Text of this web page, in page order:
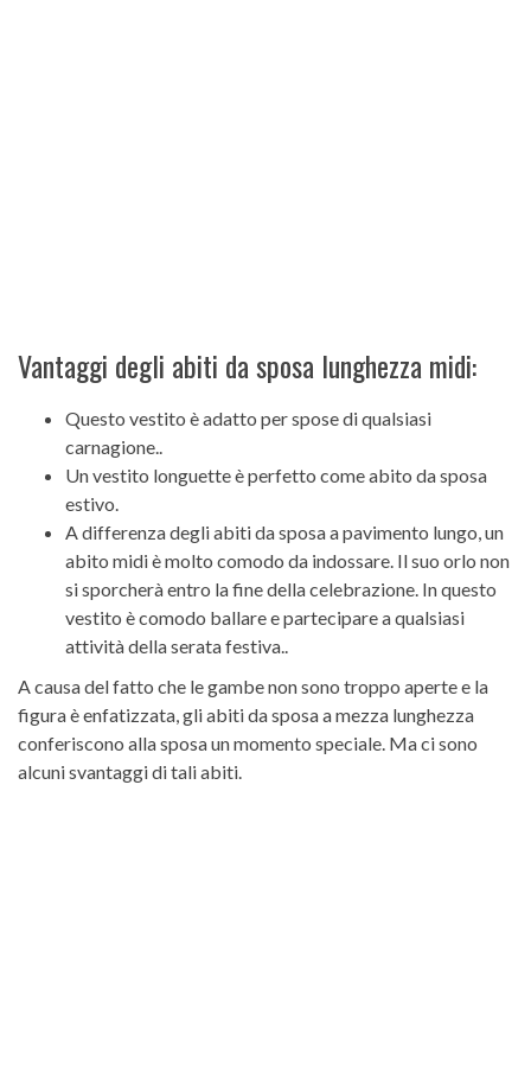
Vantaggi degli abiti da sposa lunghezza midi:
Questo vestito è adatto per spose di qualsiasi
carnagione..
Un vestito longuette è perfetto come abito da sposa
estivo.
A differenza degli abiti da sposa a pavimento lungo, un
abito midi è molto comodo da indossare. Il suo orlo non
si sporcherà entro la fine della celebrazione. In questo
vestito è comodo ballare e partecipare a qualsiasi
attività della serata festiva..
A causa del fatto che le gambe non sono troppo aperte e la
figura è enfatizzata, gli abiti da sposa a mezza lunghezza
conferiscono alla sposa un momento speciale. Ma ci sono
alcuni svantaggi di tali abiti.